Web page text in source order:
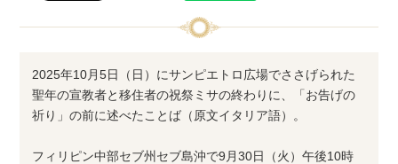
2025年10月5日（日）にサンピエトロ広場でささげられた
聖年の宣教者と移住者の祝祭ミサの終わりに、「お告げの
祈り」の前に述べたことば（原文イタリア語）。
フィリピン中部セブ州セブ島沖で9月30日（火）午後10時